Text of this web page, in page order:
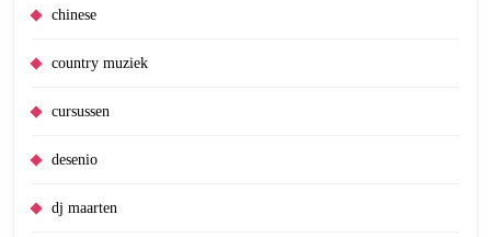
chinese
country muziek
cursussen
desenio
dj maarten